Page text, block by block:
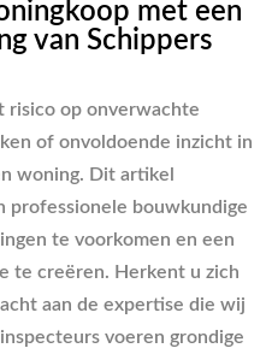
met een
van Schippers
risico op onverwachte
of onvoldoende inzicht in
woning. Dit artikel
professionele bouwkundige
te voorkomen en een
te creëren. Herkent u zich
aan de expertise die wij
voeren grondige